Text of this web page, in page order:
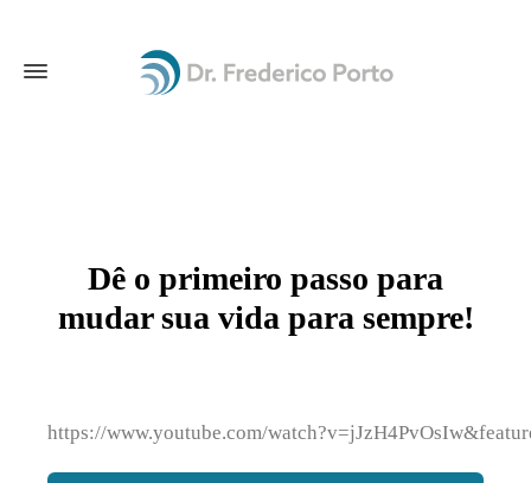
Dê o primeiro passo para
mudar sua vida para sempre!
https://www.youtube.com/